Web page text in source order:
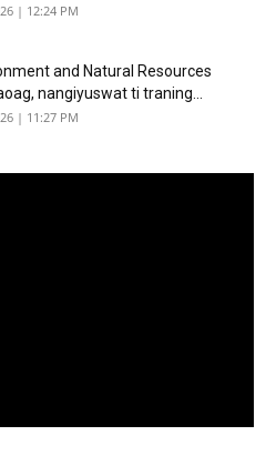
| 12:24 PM
and Natural Resources
nangiyuswat ti traning...
| 11:27 PM